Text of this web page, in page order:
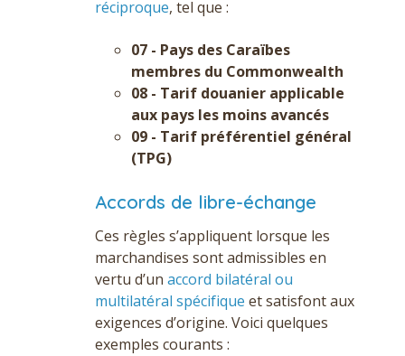
réciproque, tel que :
07 - Pays des Caraïbes
membres du Commonwealth
08 - Tarif douanier applicable
aux pays les moins avancés
09 - Tarif préférentiel général
(TPG)
Accords de libre-échange
Ces règles s’appliquent lorsque les
marchandises sont admissibles en
vertu d’un accord bilatéral ou
multilatéral spécifique et satisfont aux
exigences d’origine. Voici quelques
exemples courants :